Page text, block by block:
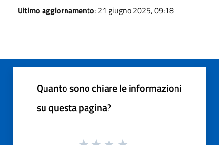
Ultimo aggiornamento: 21 giugno 2025, 09:18
Quanto sono chiare le informazioni
su questa pagina?